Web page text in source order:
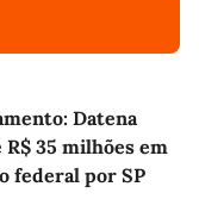
Datena
35 milhões em
federal por SP